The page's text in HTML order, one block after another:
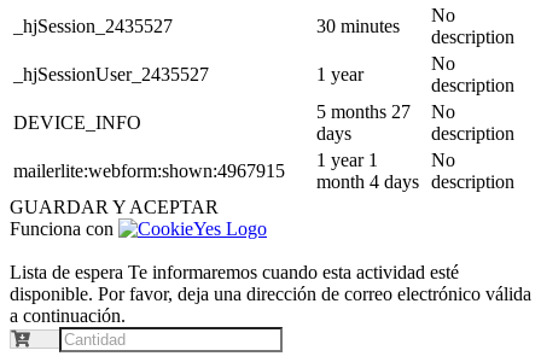
_hjSession_2435527
30 minutes
No
description
_hjSessionUser_2435527
1 year
No
description
DEVICE_INFO
5 months 27
days
No
description
mailerlite:webform:shown:4967915
1 year 1
month 4 days
No
description
GUARDAR Y ACEPTAR
Funciona con
Lista de espera Te informaremos cuando esta actividad esté
disponible. Por favor, deja una dirección de correo electrónico válida
a continuación.